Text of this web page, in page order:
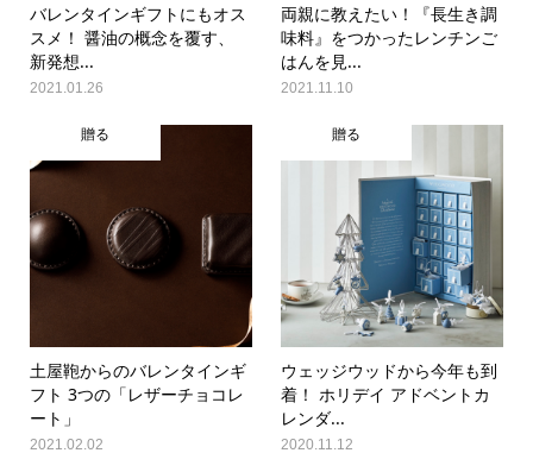
バレンタインギフトにもオス
スメ！ 醤油の概念を覆す、
新発想...
2021.01.26
両親に教えたい！『長生き調
味料』をつかったレンチンご
はんを見...
2021.11.10
贈る
土屋鞄からのバレンタインギ
フト 3つの「レザーチョコレ
ート」
2021.02.02
贈る
ウェッジウッドから今年も到
着！ ホリデイ アドベントカ
レンダ...
2020.11.12